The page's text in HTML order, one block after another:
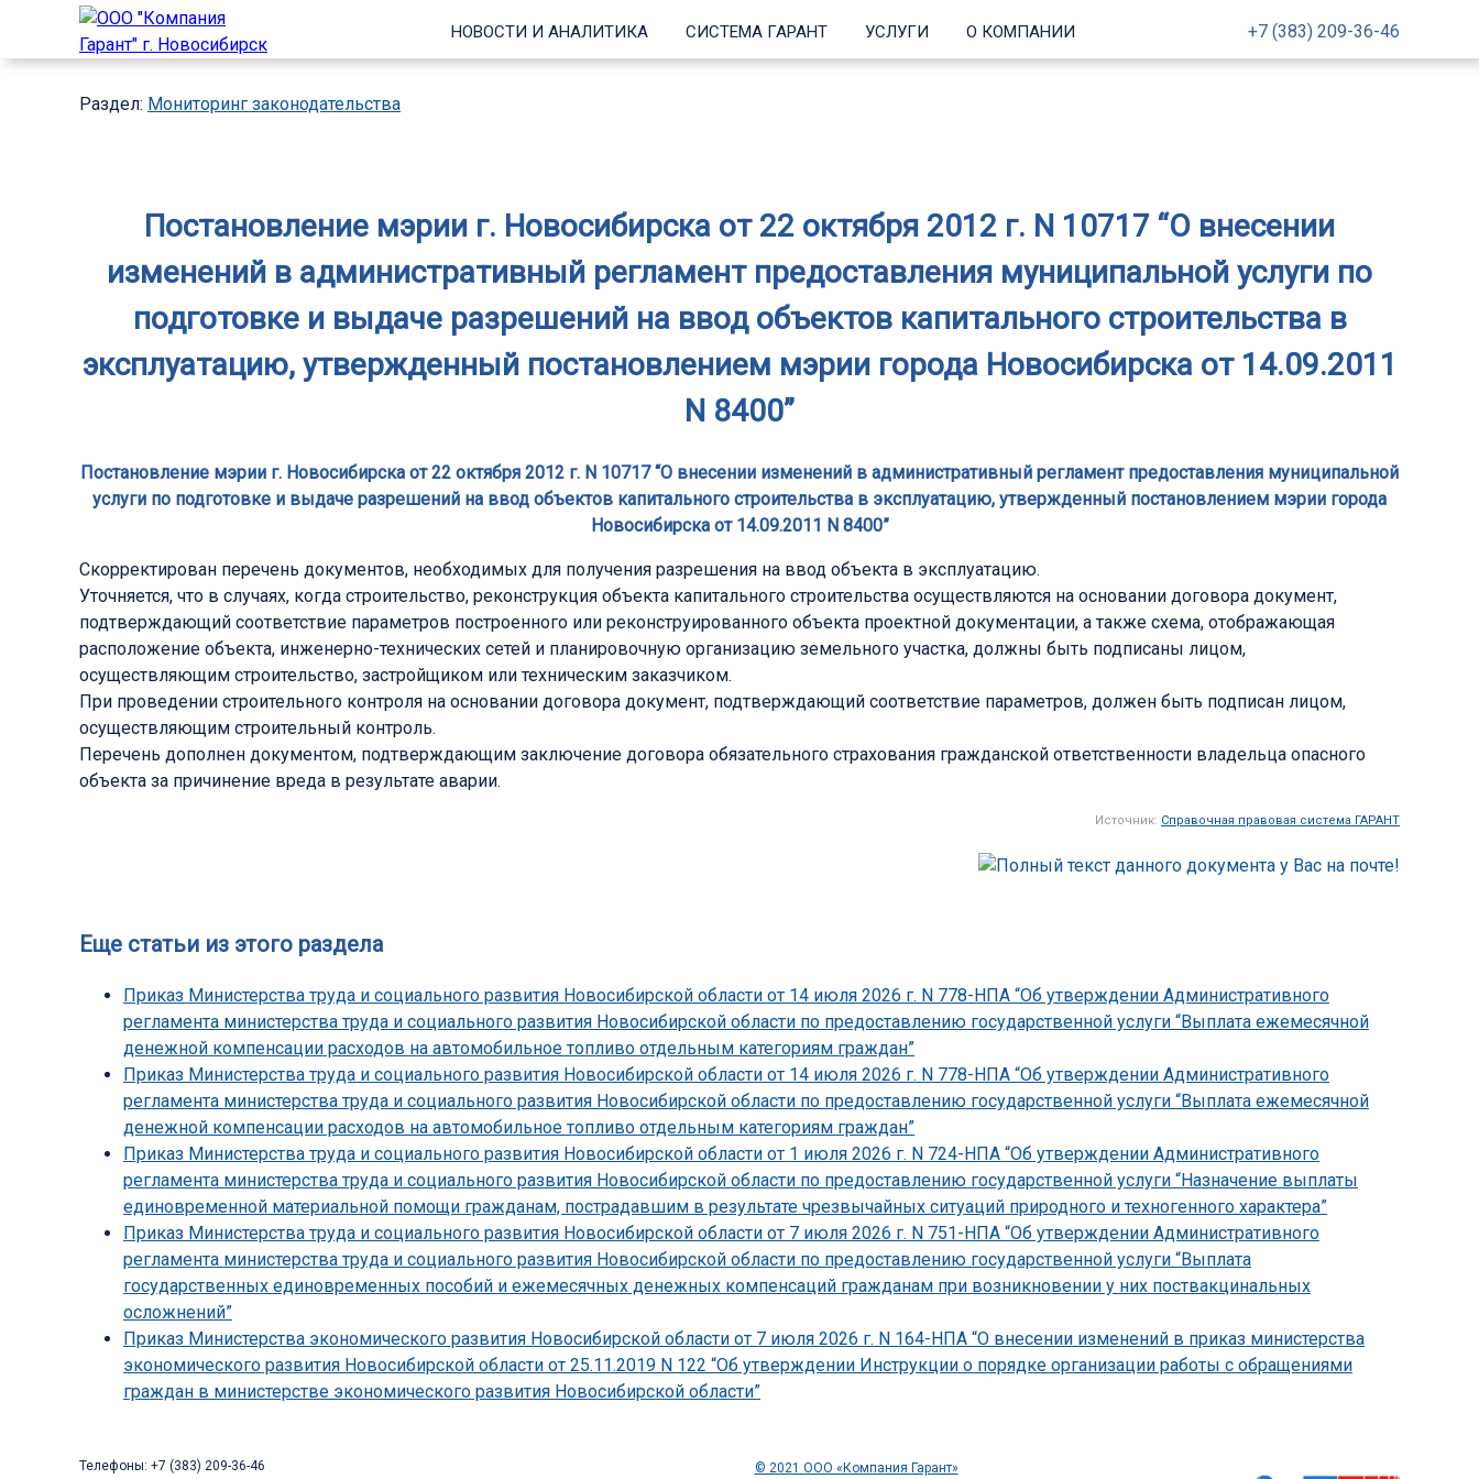
НОВОСТИ И АНАЛИТИКА СИСТЕМА ГАРАНТ УСЛУГИ О КОМПАНИИ +7 (383) 209-36-46
Раздел: Мониторинг законодательства
Постановление мэрии г. Новосибирска от 22 октября 2012 г. N 10717 “О внесении
изменений в административный регламент предоставления муниципальной услуги по
подготовке и выдаче разрешений на ввод объектов капитального строительства в
эксплуатацию, утвержденный постановлением мэрии города Новосибирска от 14.09.2011
N 8400”
Постановление мэрии г. Новосибирска от 22 октября 2012 г. N 10717 “О внесении изменений в административный регламент предоставления муниципальной
услуги по подготовке и выдаче разрешений на ввод объектов капитального строительства в эксплуатацию, утвержденный постановлением мэрии города
Новосибирска от 14.09.2011 N 8400”
Скорректирован перечень документов, необходимых для получения разрешения на ввод объекта в эксплуатацию.
Уточняется, что в случаях, когда строительство, реконструкция объекта капитального строительства осуществляются на основании договора документ,
подтверждающий соответствие параметров построенного или реконструированного объекта проектной документации, а также схема, отображающая
расположение объекта, инженерно-технических сетей и планировочную организацию земельного участка, должны быть подписаны лицом,
осуществляющим строительство, застройщиком или техническим заказчиком.
При проведении строительного контроля на основании договора документ, подтверждающий соответствие параметров, должен быть подписан лицом,
осуществляющим строительный контроль.
Перечень дополнен документом, подтверждающим заключение договора обязательного страхования гражданской ответственности владельца опасного
объекта за причинение вреда в результате аварии.
Источник: Справочная правовая система ГАРАНТ
Еще статьи из этого раздела
Приказ Министерства труда и социального развития Новосибирской области от 14 июля 2026 г. N 778-НПА “Об утверждении Административного
регламента министерства труда и социального развития Новосибирской области по предоставлению государственной услуги “Выплата ежемесячной
денежной компенсации расходов на автомобильное топливо отдельным категориям граждан”
Приказ Министерства труда и социального развития Новосибирской области от 14 июля 2026 г. N 778-НПА “Об утверждении Административного
регламента министерства труда и социального развития Новосибирской области по предоставлению государственной услуги “Выплата ежемесячной
денежной компенсации расходов на автомобильное топливо отдельным категориям граждан”
Приказ Министерства труда и социального развития Новосибирской области от 1 июля 2026 г. N 724-НПА “Об утверждении Административного
регламента министерства труда и социального развития Новосибирской области по предоставлению государственной услуги “Назначение выплаты
единовременной материальной помощи гражданам, пострадавшим в результате чрезвычайных ситуаций природного и техногенного характера”
Приказ Министерства труда и социального развития Новосибирской области от 7 июля 2026 г. N 751-НПА “Об утверждении Административного
регламента министерства труда и социального развития Новосибирской области по предоставлению государственной услуги “Выплата
государственных единовременных пособий и ежемесячных денежных компенсаций гражданам при возникновении у них поствакцинальных
осложнений”
Приказ Министерства экономического развития Новосибирской области от 7 июля 2026 г. N 164-НПА “О внесении изменений в приказ министерства
экономического развития Новосибирской области от 25.11.2019 N 122 “Об утверждении Инструкции о порядке организации работы с обращениями
граждан в министерстве экономического развития Новосибирской области”
Телефоны: +7 (383) 209-36-46
© 2021 ООО «Компания Гарант»